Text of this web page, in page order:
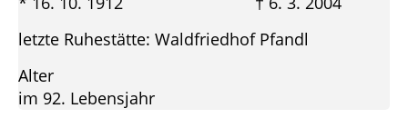
letzte Ruhestätte: Waldfriedhof Pfandl
Alter
im 92. Lebensjahr